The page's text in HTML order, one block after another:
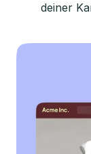
deiner